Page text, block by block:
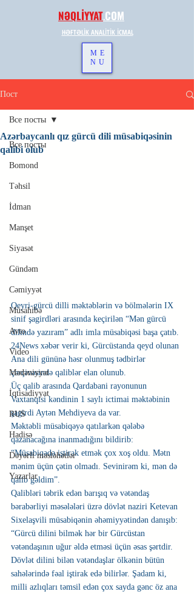
NƏQLİYYAT.COM
HƏFTƏLİK ANALİTİK İCMAL
ME
NU
Пост
Все посты
Bomond
Təhsil
İdman
Manşet
Siyasət
Gündəm
Cəmiyyət
Müsahibə
Avto
Video
Mədəniyyət
İqtisadiyyat
RUS
Hadisə
Dəyərli məsləhətlər
Yazarlar
Все посты
Azərbaycanlı qız gürcü dili müsabiqəsinin
qalibi olub
Qeyri-gürcü dilli məktəblərin və bölmələrin IX
sinif şagirdləri arasında keçirilən “Mən gürcü
dilində yazıram” adlı imla müsabiqəsi başa çatıb.
24News xəbər verir ki, Gürcüstanda qeyd olunan
Ana dili gününə həsr olunmuş tədbirlər
çərçivəsində qaliblər elan olunub.
Üç qalib arasında Qardabani rayonunun
Vaxtanqisi kəndinin 1 saylı ictimai məktəbinin
şagirdi Aytən Mehdiyeva da var.
Məktəbli müsabiqəyə qatılarkən qələbə
qazanacağına inanmadığını bildirib:
“Müsabiqədə iştirak etmək çox xoş oldu. Mətn
mənim üçün çətin olmadı. Sevinirəm ki, mən də
qalib gəldim”.
Qalibləri təbrik edən barışıq və vətəndaş
bərabərliyi məsələləri üzrə dövlət naziri Ketevan
Sixelaşvili müsabiqənin əhəmiyyətindən danışıb:
“Gürcü dilini bilmək hər bir Gürcüstan
vətəndaşının uğur əldə etməsi üçün əsas şərtdir.
Dövlət dilini bilən vətəndaşlar ölkənin bütün
sahələrində fəal iştirak edə bilirlər. Şadam ki,
milli azlıqları təmsil edən çox sayda gənc öz ana